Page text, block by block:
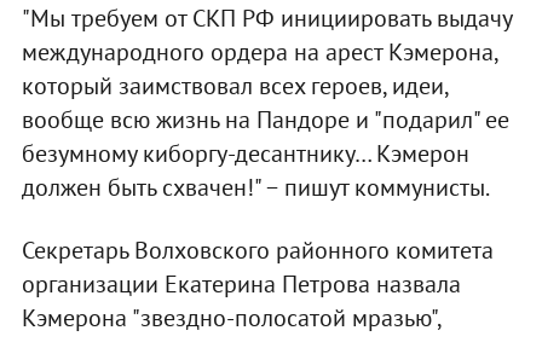
"Мы требуем от СКП РФ инициировать выдачу
международного ордера на арест Кэмерона,
который заимствовал всех героев, идеи,
вообще всю жизнь на Пандоре и "подарил" ее
безумному киборгу-десантнику… Кэмерон
должен быть схвачен!" − пишут коммунисты.
Секретарь Волховского районного комитета
организации Екатерина Петрова назвала
Кэмерона "звездно-полосатой мразью",